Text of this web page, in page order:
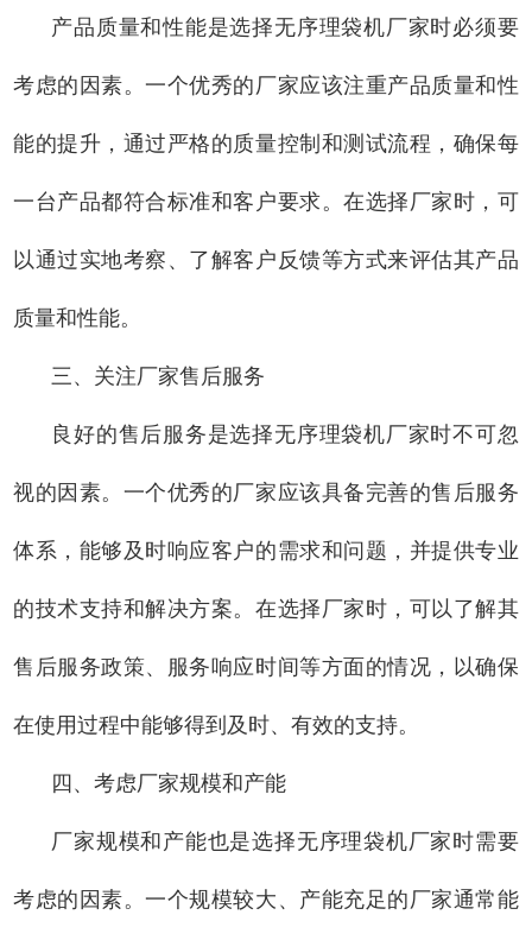
产品质量和性能是选择无序理袋机厂家时必须要
考虑的因素。一个优秀的厂家应该注重产品质量和性
能的提升，通过严格的质量控制和测试流程，确保每
一台产品都符合标准和客户要求。在选择厂家时，可
以通过实地考察、了解客户反馈等方式来评估其产品
质量和性能。
三、关注厂家售后服务
良好的售后服务是选择无序理袋机厂家时不可忽
视的因素。一个优秀的厂家应该具备完善的售后服务
体系，能够及时响应客户的需求和问题，并提供专业
的技术支持和解决方案。在选择厂家时，可以了解其
售后服务政策、服务响应时间等方面的情况，以确保
在使用过程中能够得到及时、有效的支持。
四、考虑厂家规模和产能
厂家规模和产能也是选择无序理袋机厂家时需要
考虑的因素。一个规模较大、产能充足的厂家通常能